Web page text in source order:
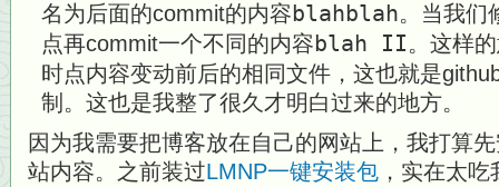
名为后面的commit的内容blahblah。当我们
点再commit一个不同的内容blah II。这样
时点内容变动前后的相同文件，这也就是
制。这也是我整了很久才明白过来的地方。
因为我需要把博客放在自己的网站上，我打算
站内容。之前装过LMNP一键安装包 ，实在太